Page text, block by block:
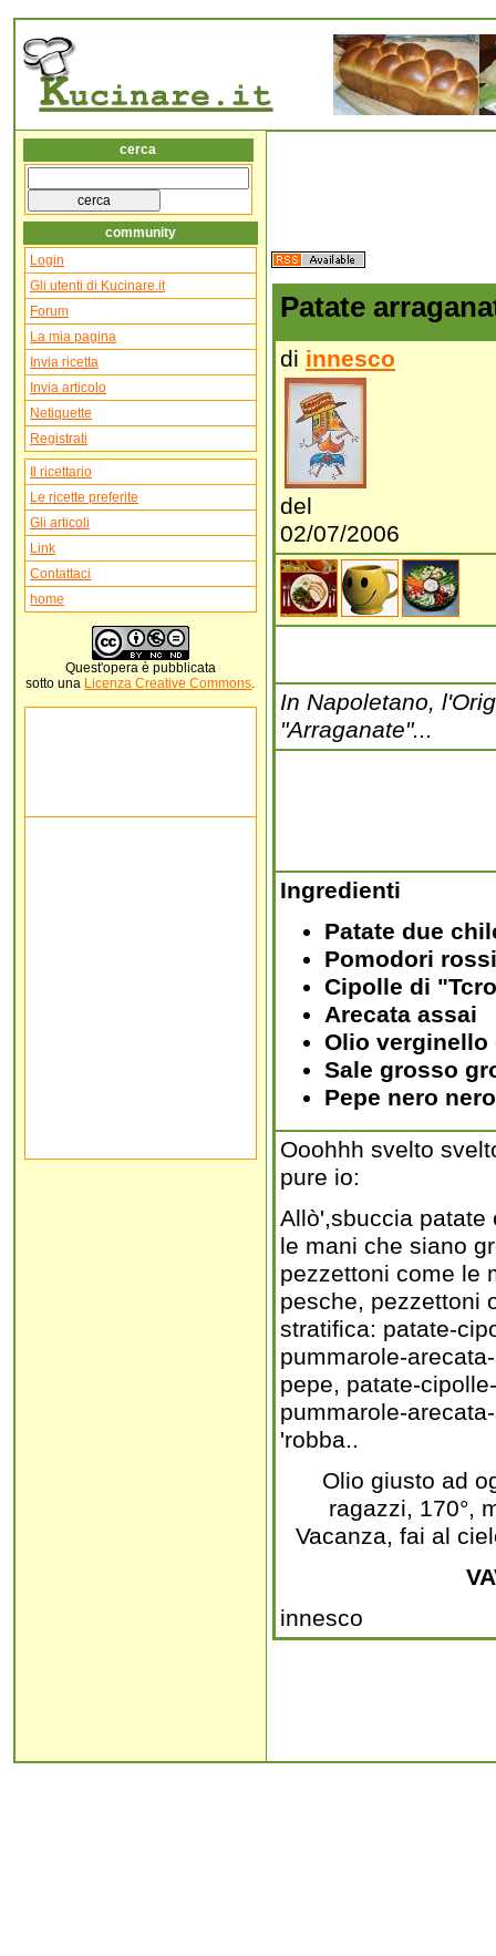
cerca
community
Login
Gli utenti di Kucinare.it
Forum
La mia pagina
Invia ricetta
Invia articolo
Netiquette
Registrati
Il ricettario
Le ricette preferite
Gli articoli
Link
Contattaci
home
Quest'opera è pubblicata
sotto una Licenza Creative Commons.
Patate
di innesco
del
02/07/2006
In Napoletano,
"Arraganate"...
Ingredienti
Patate due
Pomodori
Cipolle di
Arecata assai
Olio verginello
Sale grosso
Pepe nero nero
Ooohhh svelto
pure io:
Allò',sbuccia patate
le mani che siano
pezzettoni come le
pesche, pezzettoni
stratifica: patate-
pummarole-
pepe, patate-
pummarole-
'robba..
Olio giusto ad
ragazzi, 170°,
Vacanza, fai al
innesco